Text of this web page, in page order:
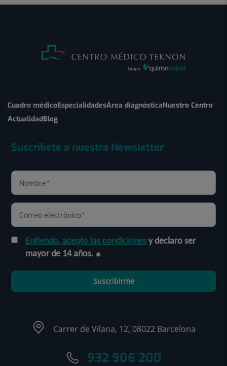
Cuadro médicoEspecialidadesÁrea diagnósticaNuestro Centro
ActualidadBlog
Suscríbete a nuestra Newsletter
Entiendo, acepto las condicionesy declaro ser
mayor de 14 años.
Suscribirme
Carrer de Vilana, 12, 08022 Barcelona
932 906 200